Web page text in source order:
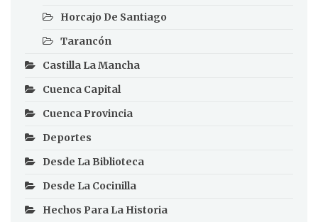
Horcajo De Santiago
Tarancón
Castilla La Mancha
Cuenca Capital
Cuenca Provincia
Deportes
Desde La Biblioteca
Desde La Cocinilla
Hechos Para La Historia